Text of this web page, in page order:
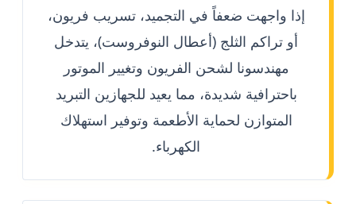
إذا واجهت ضعفاً في التجميد، تسريب فريون،
أو تراكم الثلج (أعطال النوفروست)، يتدخل
مهندسونا لشحن الفريون وتغيير الموتور
باحترافية شديدة، مما يعيد للجهازين التبريد
المتوازن لحماية الأطعمة وتوفير استهلاك
الكهرباء.